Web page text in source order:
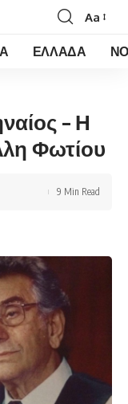
Font
Resizer
Aa
ΕΛΛΑΔΑ
– Η
Φωτίου
9 Min Read